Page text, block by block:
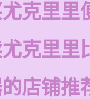
克里里
克里里
店铺推